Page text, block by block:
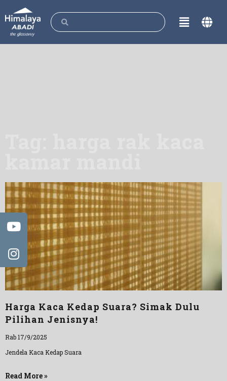
Harga Kaca Kedap Suara? Simak Dulu
Pilihan Jenisnya!
Rab 17/9/2025
Jendela Kaca Kedap Suara
Read More »